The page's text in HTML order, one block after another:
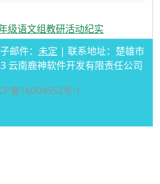
级语文组教研活动纪实
邮件： 未定 | 联系地址：楚雄市
云南鹿神软件开发有限责任公司
备16004552号-1